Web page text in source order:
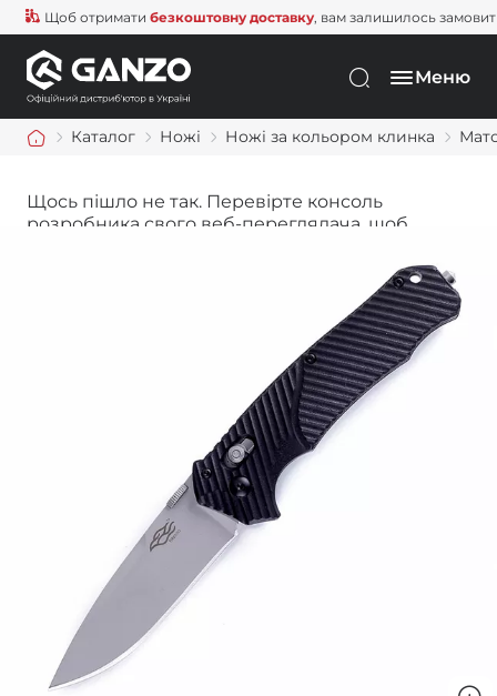
Щоб отриматибезкоштовну доставку, вам залишилось замовити
Меню
Каталог Ножі Ножі за кольором клинка
Щось пішло не так. Перевірте консоль
розробника свого веб-переглядача, щоб